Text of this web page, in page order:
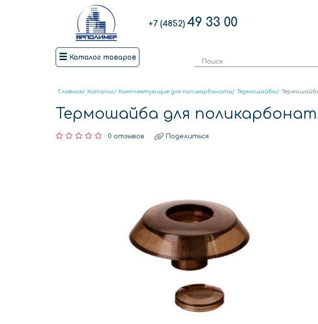
+7 (4852) 49 33 00
Каталог товаров
Главная/ Каталог/ Комплектующие для поликарбоната/ Термошайбы/
Термошайба для
0 отзывов Поделиться